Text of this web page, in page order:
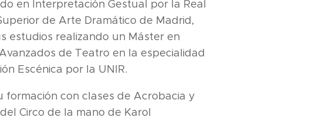
en Interpretación Gestual por la Real
de Arte Dramático de Madrid,
estudios realizando un Máster en
de Teatro en la especialidad
Escénica por la UNIR.
formación con clases de Acrobacia y
Circo de la mano de Karol